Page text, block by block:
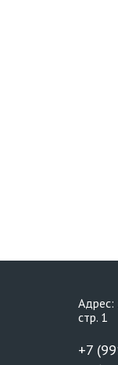
Адрес:
стр. 1
+7